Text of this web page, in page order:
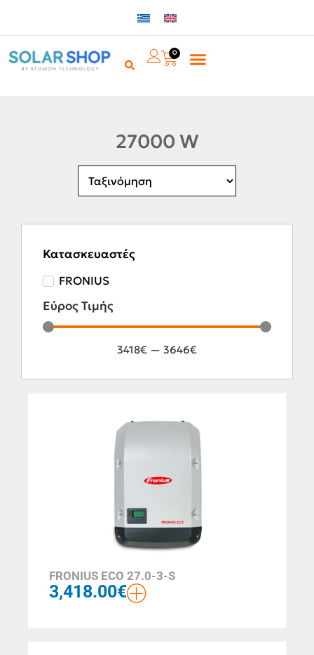
0
27000 W
Κατασκευαστές
FRONIUS
Εύρος Τιμής
3418€ — 3646€
FRONIUS ECO 27.0-3-S
3,418.00€